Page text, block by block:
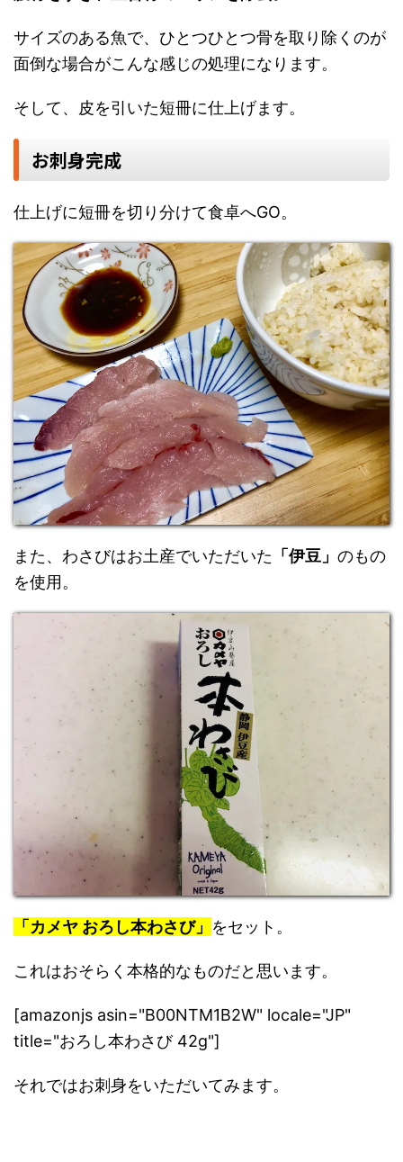
サイズのある魚で、ひとつひとつ骨を取り除くのが
面倒な場合がこんな感じの処理になります。
そして、皮を引いた短冊に仕上げます。
お刺身完成
仕上げに短冊を切り分けて食卓へGO。
また、わさびはお土産でいただいた 「伊豆」 のもの
を使用。
「カメヤ おろし本わさび」 をセット。
これはおそらく本格的なものだと思います。
[amazonjs asin="B00NTM1B2W" locale="JP"
title="おろし本わさび 42g"]
それではお刺身をいただいてみます。